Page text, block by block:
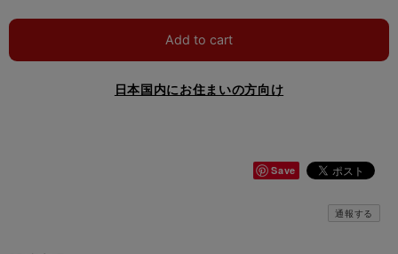
Add to cart
日本国内にお住まいの方向け
Save
通報する